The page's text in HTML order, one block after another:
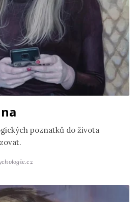
poznatků do života